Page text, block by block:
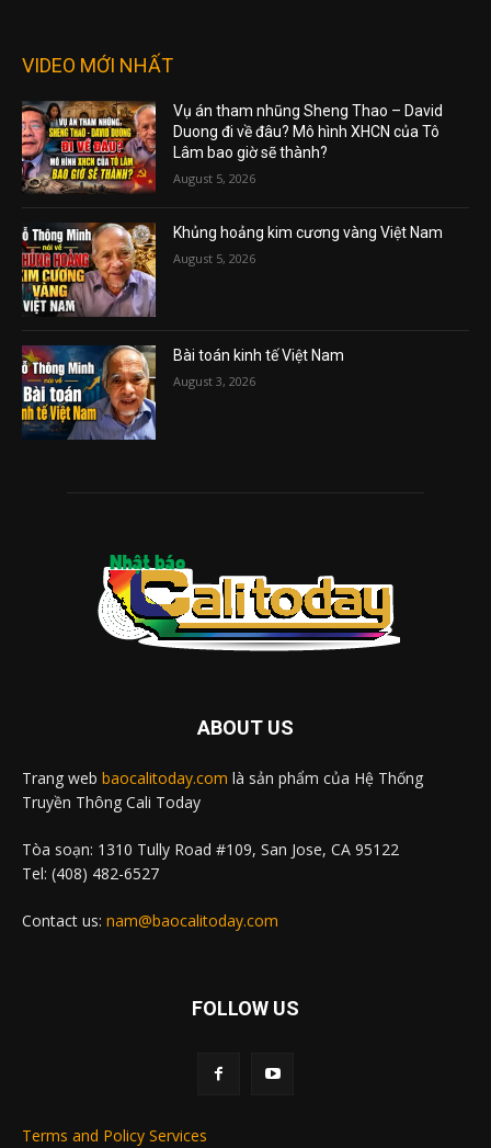
VIDEO MỚI NHẤT
Vụ án tham nhũng Sheng Thao – David
Duong đi về đâu? Mô hình XHCN của Tô
Lâm bao giờ sẽ thành?
August 5, 2026
Khủng hoảng kim cương vàng Việt Nam
August 5, 2026
Bài toán kinh tế Việt Nam
August 3, 2026
ABOUT US
Trang web baocalitoday.com là sản phẩm của Hệ Thống
Truyền Thông Cali Today
Tòa soạn: 1310 Tully Road #109, San Jose, CA 95122
Tel: (408) 482-6527
Contact us: nam@baocalitoday.com
FOLLOW US
Terms and Policy Services